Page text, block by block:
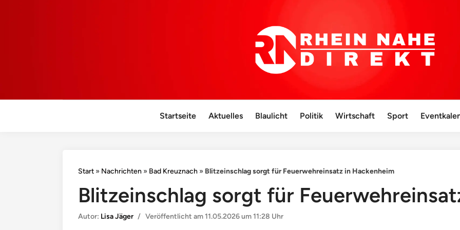
Startseite Aktuelles Blaulicht Politik Wirtschaft Sport
Start » Nachrichten » Bad Kreuznach » Blitzeinschlag sorgt für Feuerwehreinsatz in Hackenheim
Blitzeinschlag sorgt für
Autor: Lisa Jäger / Veröffentlicht am11.05.2026 um 11:28 Uhr